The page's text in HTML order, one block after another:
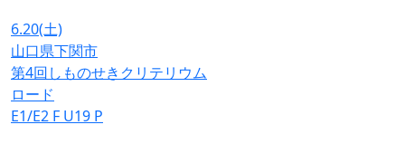
6.20(土)
山口県下関市
第4回しものせきクリテリウム
ロード
E1/E2 F U19 P